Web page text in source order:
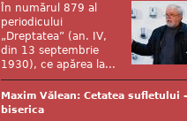
În numărul 879 al
periodicului
„Dreptatea” (an. IV,
din 13 septembrie
1930), ce apărea la...
Maxim Vălean: Cetatea sufletului -
biserica